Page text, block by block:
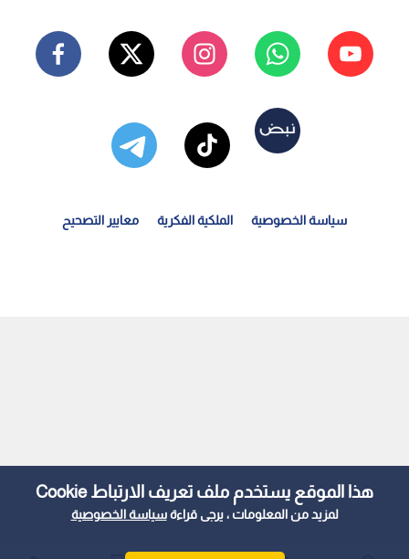
هذا الموقع يستخدم ملف تعريف الارتباط Cookie
لمزيد من المعلومات ، يرجى قراءةسياسة الخصوصية
سياسة الخصوصية الملكية الفكرية معايير التصحيح